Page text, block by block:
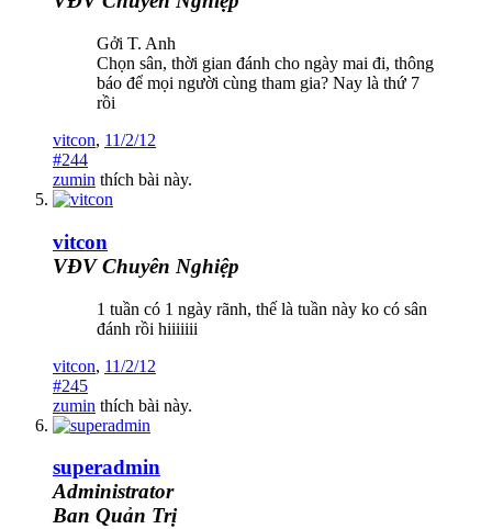
Gởi T. Anh
Chọn sân, thời gian đánh cho ngày mai đi, thông
báo để mọi người cùng tham gia? Nay là thứ 7
rồi
vitcon, 11/2/12
#244
zumin thích bài này.
vitcon
VĐV Chuyên Nghiệp
1 tuần có 1 ngày rãnh, thế là tuần này ko có sân
đánh rồi hiiiiiii
vitcon, 11/2/12
#245
zumin thích bài này.
superadmin
Administrator
Ban Quản Trị